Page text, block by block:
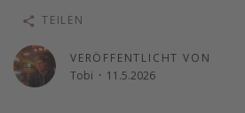
Kurzurlaub
SkiurlaubVERÖFFENTLICHT VON
Tobi · 11.5.2026
TEILEN